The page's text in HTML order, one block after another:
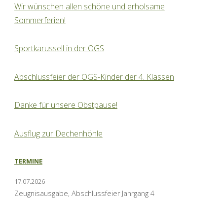
Wir wünschen allen schöne und erholsame
Sommerferien!
Sportkarussell in der OGS
Abschlussfeier der OGS-Kinder der 4. Klassen
Danke für unsere Obstpause!
Ausflug zur Dechenhöhle
TERMINE
17.07.2026
Zeugnisausgabe, Abschlussfeier Jahrgang 4